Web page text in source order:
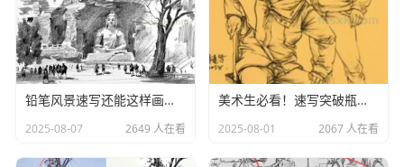
解压密码：
更新时间：2024/09/11
铅笔风景速写还能这样画！学习一下！
2025-08-07 2649 人在看
美术生必看！速写突破瓶颈期！教你三招！
2025-08-01 2067 人在看